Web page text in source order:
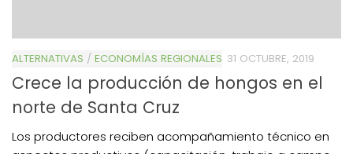
ALTERNATIVAS / ECONOMÍAS REGIONALES 31 OCTUBRE, 2019
Crece la producción de hongos en el
norte de Santa Cruz
Los productores reciben acompañamiento técnico en